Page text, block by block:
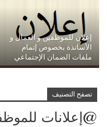
إعلان للموظفين و العمال و
الأساتذة بخصوص إتمام
ملفات الضمان الإجتماعي
تصفح التصنيف
@إعلانات